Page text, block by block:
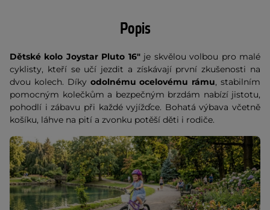
Popis
Dětské kolo Joystar Pluto 16"je skvělou volbou pro malé
cyklisty, kteří se učí jezdit a získávají první zkušenosti na
dvou kolech. Díky odolnému ocelovému rámu, stabilním
pomocným kolečkům a bezpečným brzdám nabízí jistotu,
pohodlí i zábavu při každé vyjížďce. Bohatá výbava včetně
košíku, láhve na pití a zvonku potěší děti i rodiče.